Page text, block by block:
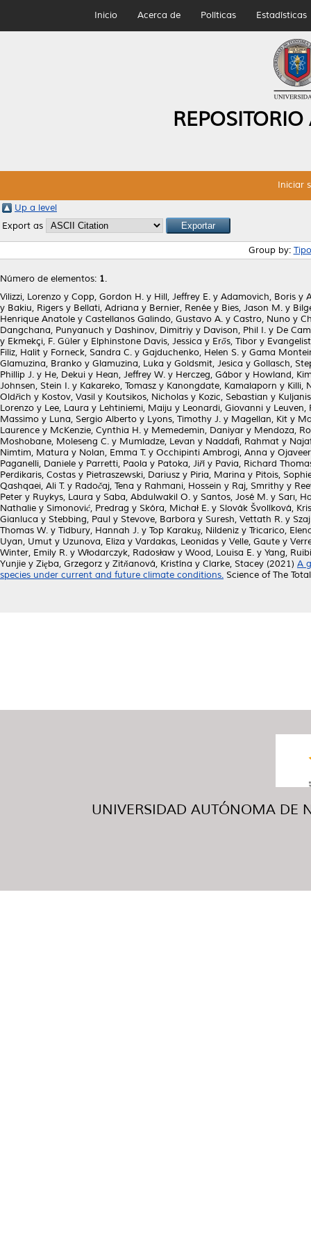
Inicio Acerca de Políticas Estadísticas
Iniciar
Up a level
Export as
Group by:
Número de elementos: 1.
Vilizzi, Lorenzo y Copp, Gordon H. y Hill, Jeffrey E. y Adamovich, Boris y
y Bakiu, Rigers y Bellati, Adriana y Bernier, Renée y Bies, Jason M. y
Henrique Anatole y Castellanos Galindo, Gustavo A. y Castro, Nuno y
Dangchana, Punyanuch y Dashinov, Dimitriy y Davison, Phil I. y De
y Ekmekçi, F. Güler y Elphinstone Davis, Jessica y Erős, Tibor y
Filiz, Halit y Forneck, Sandra C. y Gajduchenko, Helen S. y Gama
Glamuzina, Branko y Glamuzina, Luka y Goldsmit, Jesica y Gollasch,
Phillip J. y He, Dekui y Hean, Jeffrey W. y Herczeg, Gábor y Howland,
Johnsen, Stein I. y Kakareko, Tomasz y Kanongdate, Kamalaporn y Killi,
Oldřich y Kostov, Vasil y Koutsikos, Nicholas y Kozic, Sebastian y
Lorenzo y Lee, Laura y Lehtiniemi, Maiju y Leonardi, Giovanni y Leuven,
Massimo y Luna, Sergio Alberto y Lyons, Timothy J. y Magellan, Kit y
Laurence y McKenzie, Cynthia H. y Memedemin, Daniyar y Mendoza,
Moshobane, Moleseng C. y Mumladze, Levan y Naddafi, Rahmat y
Nimtim, Matura y Nolan, Emma T. y Occhipinti Ambrogi, Anna y
Paganelli, Daniele y Parretti, Paola y Patoka, Jiří y Pavia, Richard
Perdikaris, Costas y Pietraszewski, Dariusz y Piria, Marina y Pitois,
Qashqaei, Ali T. y Radočaj, Tena y Rahmani, Hossein y Raj, Smrithy y
Peter y Ruykys, Laura y Saba, Abdulwakil O. y Santos, José M. y Sarı,
Nathalie y Simonović, Predrag y Skóra, Michał E. y Slovák Švolíková,
Gianluca y Stebbing, Paul y Stevove, Barbora y Suresh, Vettath R. y
Thomas W. y Tidbury, Hannah J. y Top Karakuş, Nildeniz y Tricarico,
Uyan, Umut y Uzunova, Eliza y Vardakas, Leonidas y Velle, Gaute y
Winter, Emily R. y Włodarczyk, Radosław y Wood, Louisa E. y Yang,
Yunjie y Zięba, Grzegorz y Zitňanová, Kristína y Clarke, Stacey (2021) A
species under current and future climate conditions. Science of The
UNIVERSIDAD AUTÓNOMA DE